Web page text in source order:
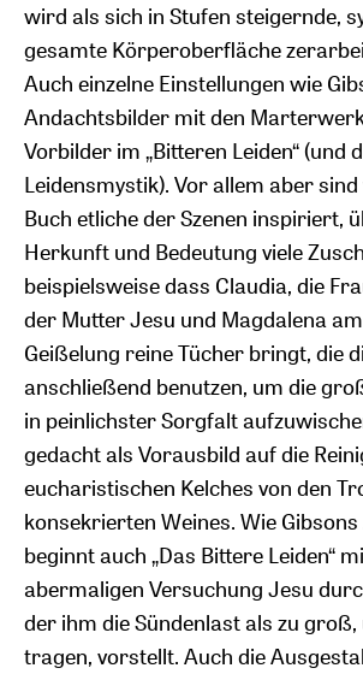
wird als sich in Stufen steigernde,
gesamte Körperoberfläche
Auch einzelne Einstellungen wie
Andachtsbilder mit den
Vorbilder im „Bitteren Leiden“ (und
Leidensmystik). Vor allem aber
Buch etliche der Szenen inspiriert,
Herkunft und Bedeutung viele
beispielsweise dass Claudia, die
der Mutter Jesu und Magdalena
Geißelung reine Tücher bringt, die
anschließend benutzen, um die
in peinlichster Sorgfalt
gedacht als Vorausbild auf die
eucharistischen Kelches von den
konsekrierten Weines. Wie Gibsons
beginnt auch „Das Bittere Leiden“
abermaligen Versuchung Jesu
der ihm die Sündenlast als zu groß,
tragen, vorstellt. Auch die